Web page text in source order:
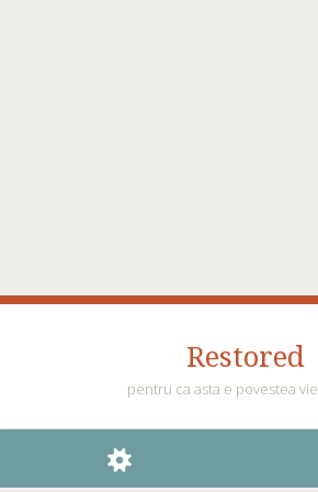
Restored
pentru ca asta e povestea
WIDGETS
SEARCH